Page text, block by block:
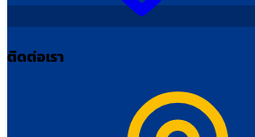
ติดต่อเรา